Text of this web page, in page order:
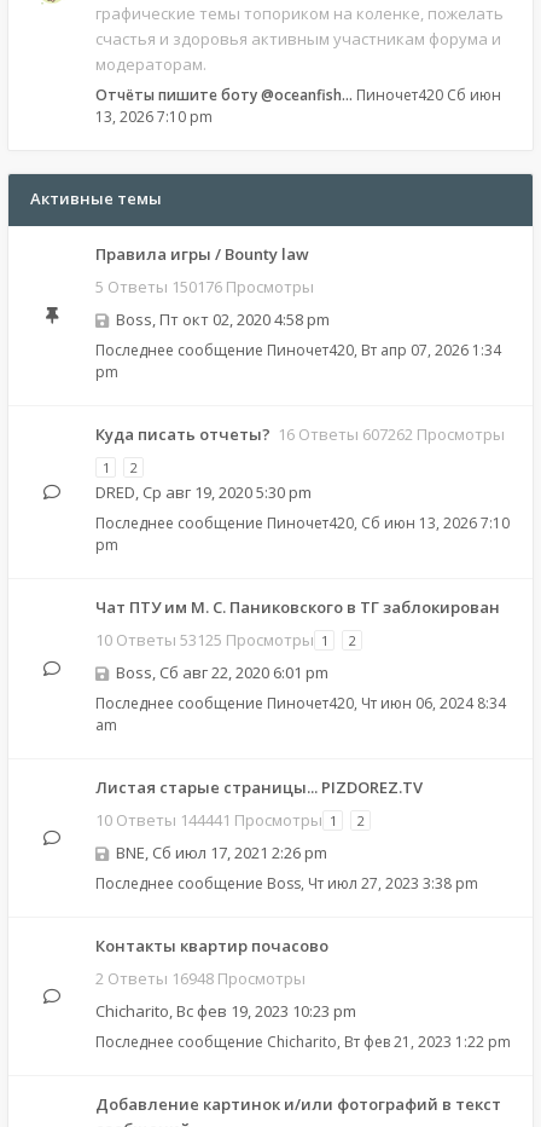
графические темы топориком на коленке, пожелать
счастья и здоровья активным участникам форума и
модераторам.
Отчёты пишите боту @oceanfish… Пиночет420 Сб июн
13, 2026 7:10 pm
Активные темы
Правила игры / Bounty law
5 Ответы 150176 Просмотры
Boss, Пт окт 02, 2020 4:58 pm
Последнее сообщение Пиночет420, Вт апр 07, 2026 1:34
pm
Куда писать отчеты? 16 Ответы 607262 Просмотры
1 2
DRED, Ср авг 19, 2020 5:30 pm
Последнее сообщение Пиночет420, Сб июн 13, 2026 7:10
pm
Чат ПТУ им М. С. Паниковского в ТГ заблокирован
10 Ответы 53125 Просмотры 1 2
Boss, Сб авг 22, 2020 6:01 pm
Последнее сообщение Пиночет420, Чт июн 06, 2024 8:34
am
Листая старые страницы... PIZDOREZ.TV
10 Ответы 144441 Просмотры 1 2
BNE, Сб июл 17, 2021 2:26 pm
Последнее сообщение Boss, Чт июл 27, 2023 3:38 pm
Контакты квартир почасово
2 Ответы 16948 Просмотры
Chicharito, Вс фев 19, 2023 10:23 pm
Последнее сообщение Chicharito, Вт фев 21, 2023 1:22 pm
Добавление картинок и/или фотографий в текст